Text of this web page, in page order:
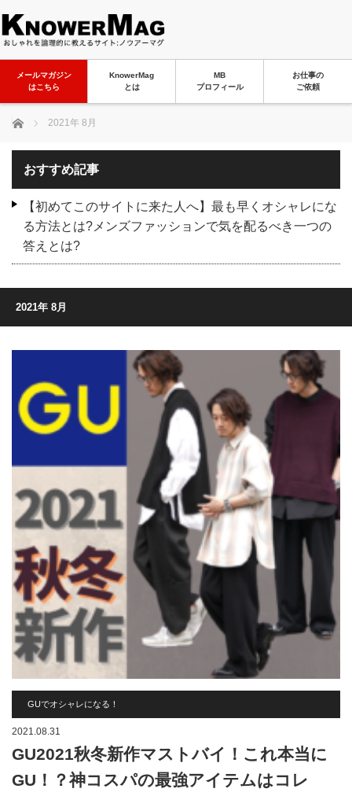
メールマガジン
はこちら
KnowerMag
とは
MB
プロフィール
お仕事の
ご依頼
ホーム 2021年 8月
おすすめ記事
【初めてこのサイトに来た人へ】最も早くオシャレにな
る方法とは?メンズファッションで気を配るべき一つの
答えとは?
2021年 8月
GUでオシャレになる！
2021.08.31
GU2021秋冬新作マストバイ！これ本当に
GU！？神コスパの最強アイテムはコレ